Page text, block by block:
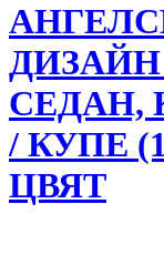
ДИЗАЙН
СЕДАН,
/ КУПЕ
ЦВЯТ